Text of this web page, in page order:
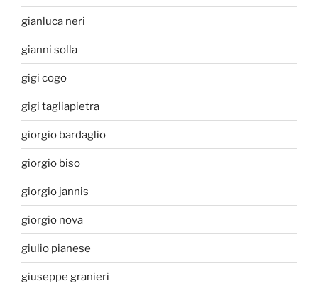
gianluca neri
gianni solla
gigi cogo
gigi tagliapietra
giorgio bardaglio
giorgio biso
giorgio jannis
giorgio nova
giulio pianese
giuseppe granieri